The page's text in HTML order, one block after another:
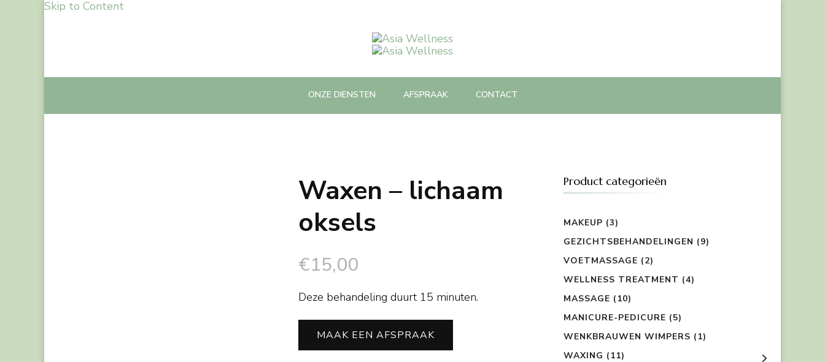
Skip to Content
Asia Wellness
Spa Massage & Beauty care
ONZE DIENSTEN AFSPRAAK CONTACT
Waxen – lichaam
oksels
€15,00
Deze behandeling duurt 15 minuten.
MAAK EEN AFSPRAAK
Product categorieën
MAKEUP (3)
GEZICHTSBEHANDELINGEN (9)
VOETMASSAGE (2)
WELLNESS TREATMENT (4)
MASSAGE (10)
MANICURE-PEDICURE (5)
WENKBRAUWEN WIMPERS (1)
WAXING (11)